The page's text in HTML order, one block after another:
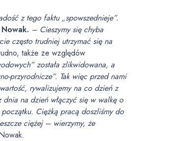
z tego faktu „spowszednieje”.
– Cieszymy się chyba
często trudniej utrzymać się na
także ze względów
została zlikwidowana, a
przyrodnicze”. Tak więc przed nami
rywalizujemy na co dzień z
na dzień włączyć się w walkę o
Ciężką pracą doszliśmy do
ciężej – wierzymy, że